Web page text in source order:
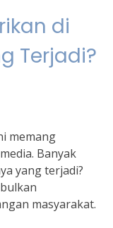
di
Terjadi?
memang
Banyak
yang terjadi?
masyarakat.